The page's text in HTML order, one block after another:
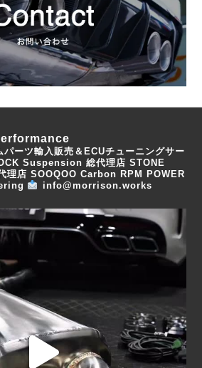
パーツ輸入販売＆ECUチューニングサー
Suspension 総代理店 STONE
理店 SOOQOO Carbon RPM POWER
info@morrison.works